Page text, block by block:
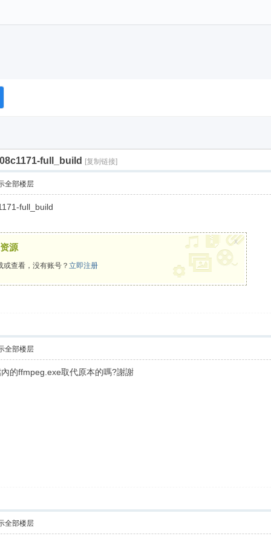
full_build [复制链接]
全部楼层
full_build
源
或查看，没有账号？ 立即注册
x
全部楼层
的ffmpeg.exe取代原本的嗎?謝謝
全部楼层